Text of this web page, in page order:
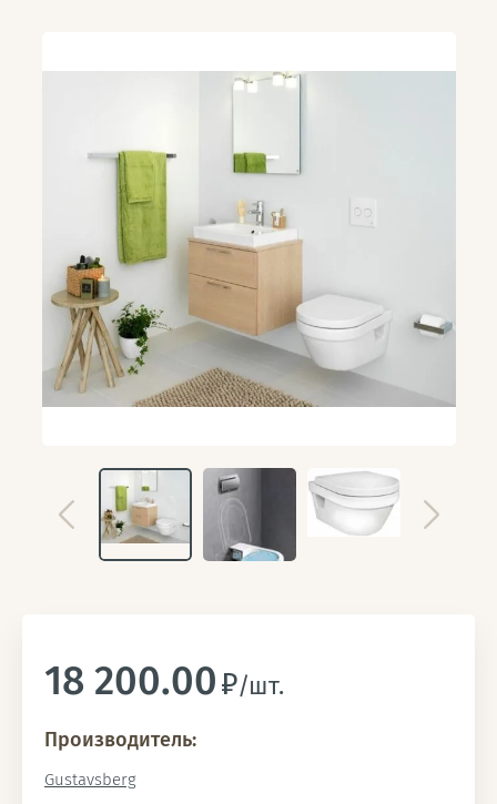
18 200.00 /шт.
Производитель:
Gustavsberg